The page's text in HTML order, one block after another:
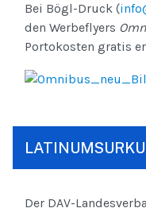
Bei Bögl-Druck (
den Werbeflyers
Portokosten gratis
Der DAV-